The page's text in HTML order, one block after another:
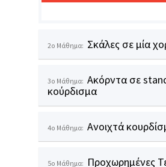
2o Μάθημα: Σκάλες σε μία
3o Μάθημα: Ακόρντα σε
κούρδισμα
4o Μάθημα: Ανοιχτά
5o Μάθημα: Προχωρημένες